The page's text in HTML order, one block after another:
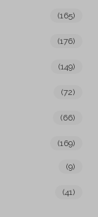
(165)
(176)
(149)
(72)
(66)
(169)
(9)
(41)